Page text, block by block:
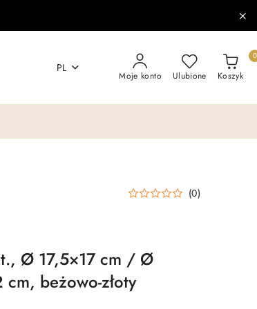
PL
Moje konto Ulubione Koszyk
0
(0)
Ø 17,5×17 cm / Ø
beżowo-złoty